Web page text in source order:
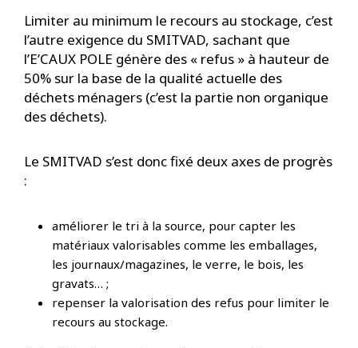
Limiter au minimum le recours au stockage, c’est
l’autre exigence du SMITVAD, sachant que
l’E’CAUX POLE génère des « refus » à hauteur de
50% sur la base de la qualité actuelle des
déchets ménagers (c’est la partie non organique
des déchets).
Le SMITVAD s’est donc fixé deux axes de progrès
:
améliorer le tri à la source, pour capter les
matériaux valorisables comme les emballages,
les journaux/magazines, le verre, le bois, les
gravats… ;
repenser la valorisation des refus pour limiter le
recours au stockage.